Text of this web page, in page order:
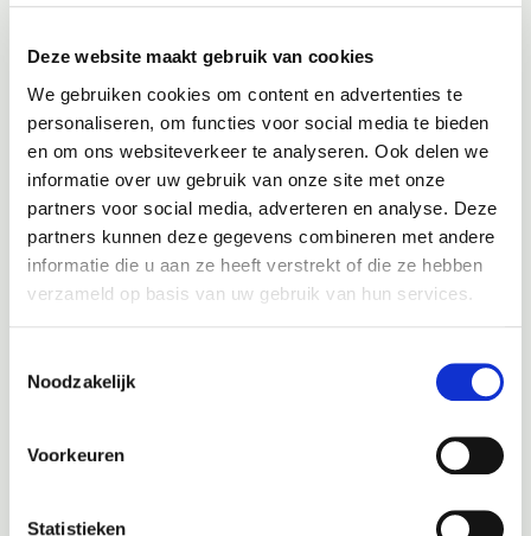
Deze website maakt gebruik van cookies
We gebruiken cookies om content en advertenties te
personaliseren, om functies voor social media te bieden
en om ons websiteverkeer te analyseren. Ook delen we
informatie over uw gebruik van onze site met onze
partners voor social media, adverteren en analyse. Deze
partners kunnen deze gegevens combineren met andere
informatie die u aan ze heeft verstrekt of die ze hebben
verzameld op basis van uw gebruik van hun services.
Noodzakelijk
Voorkeuren
Statistieken
Auto onderhoud
Bij veel moderne auto’s krijgt u een melding op het dashboard
voor onderhoud of reparatie, het soort melding kan per merk
en zelfs per model verschillen, echter hebben ze altijd een
aantal zaken met elkaar gemeen.
Het lampje van een onderhoudsmelding in een auto kleurt
vrijwel altijd oranje. Bij de meeste automerken verschijnt er
een oranje sleutel op het dashboard, maar bij sommige merken
ook bij veel moderne auto’s ziet is dat de oranje service of
sleutel melding gepaard gaan met een kilometer melding,
binnenkort olie verversen
Moet uw auto een beurt hebben? Uiteraard bent u dan bij